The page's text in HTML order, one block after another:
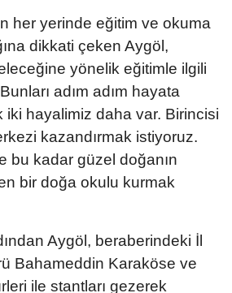
her yerinde eğitim ve okuma
dikkati çeken Aygöl,
yönelik eğitimle ilgili
adım adım hayata
hayalimiz daha var. Birincisi
kazandırmak istiyoruz.
bu kadar güzel doğanın
bir doğa okulu kurmak
Aygöl, beraberindeki İl
Bahameddin Karaköse ve
ile stantları gezerek